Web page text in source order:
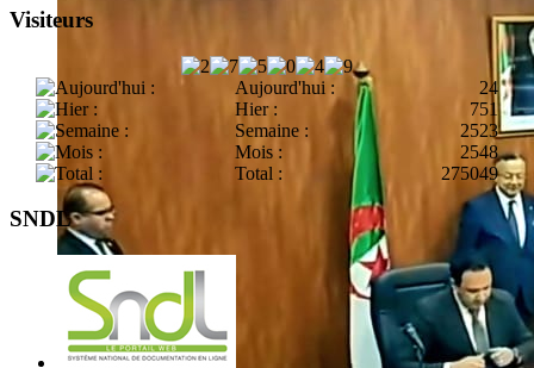
Visiteurs
Aujourd'hui :
24
Hier :
751
Semaine :
2523
Mois :
2548
Total :
275049
SNDL